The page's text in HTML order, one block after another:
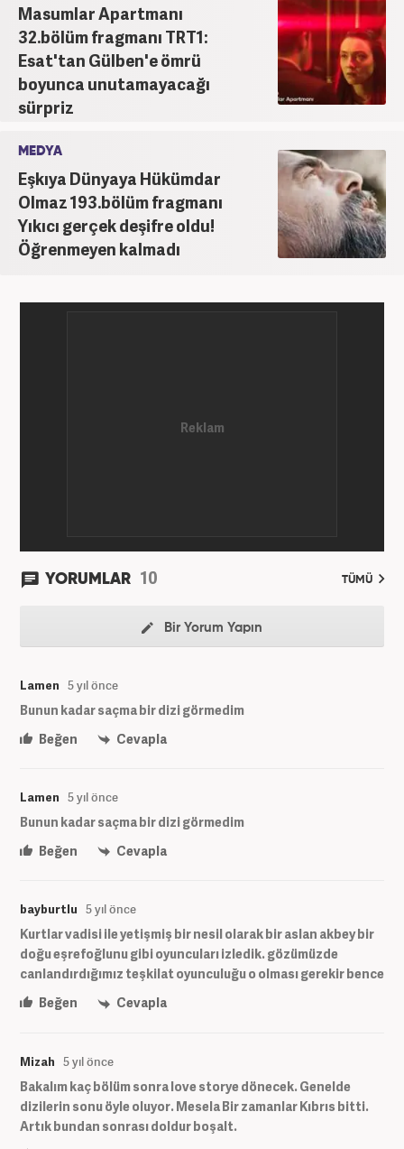
Masumlar Apartmanı
32.bölüm fragmanı TRT1:
Esat'tan Gülben'e ömrü
boyunca unutamayacağı
sürpriz
MEDYA
Eşkıya Dünyaya Hükümdar
Olmaz 193.bölüm fragmanı
Yıkıcı gerçek deşifre oldu!
Öğrenmeyen kalmadı
YORUMLAR 10 TÜMÜ
Bir Yorum Yapın
Lamen 5 yıl önce
Bunun kadar saçma bir dizi görmedim
Beğen
Cevapla
Lamen 5 yıl önce
Bunun kadar saçma bir dizi görmedim
Beğen
Cevapla
bayburtlu 5 yıl önce
Kurtlar vadisi ile yetişmiş bir nesil olarak bir aslan akbey bir
doğu eşrefoğlunu gibi oyuncuları izledik. gözümüzde
canlandırdığımız teşkilat oyunculuğu o olması gerekir bence
Beğen
Cevapla
Mizah 5 yıl önce
Bakalım kaç bölüm sonra love storye dönecek. Genelde
dizilerin sonu öyle oluyor. Mesela Bir zamanlar Kıbrıs bitti.
Artık bundan sonrası doldur boşalt.